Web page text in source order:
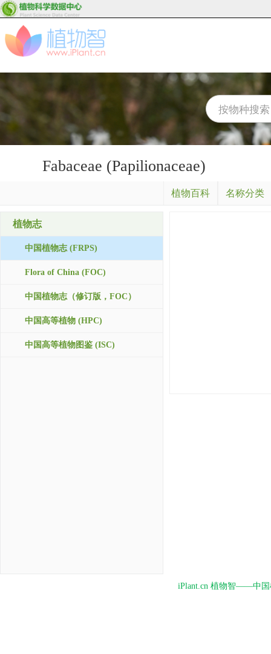
Fabaceae (Papilionaceae)
植物百科 名称分类
植物志
中国植物志 (FRPS)
Flora of China (FOC)
中国植物志（修订版，FOC）
中国高等植物 (HPC)
中国高等植物图鉴 (ISC)
iPlant.cn 植物智——中国